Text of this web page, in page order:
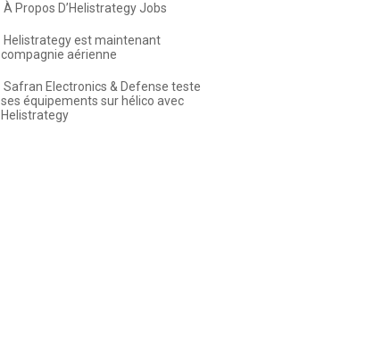
À Propos D’Helistrategy Jobs
Helistrategy est maintenant
compagnie aérienne
Safran Electronics & Defense teste
ses équipements sur hélico avec
Helistrategy